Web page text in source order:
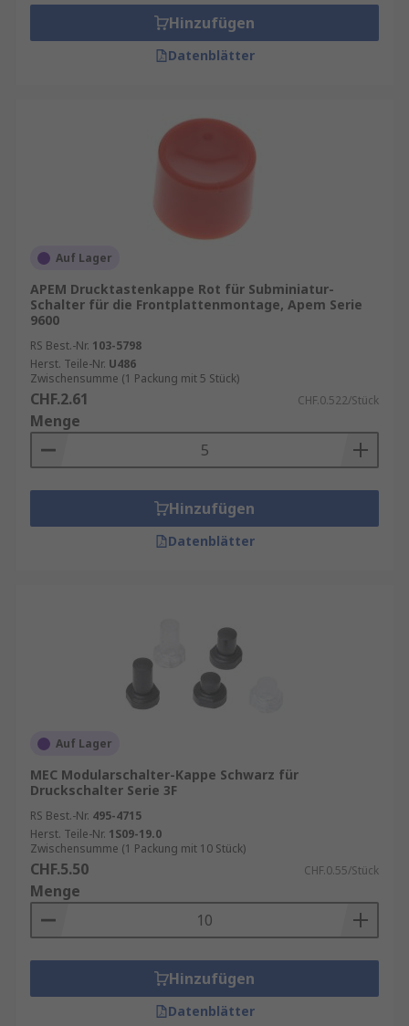
Hinzufügen
Datenblätter
Auf Lager
APEM Drucktastenkappe Rot für Subminiatur-
Schalter für die Frontplattenmontage, Apem Serie
9600
RS Best.-Nr. 103-5798
Herst. Teile-Nr. U486
Zwischensumme (1 Packung mit 5 Stück)
CHF.2.61 CHF.0.522/Stück
Menge
Hinzufügen
Datenblätter
Auf Lager
MEC Modularschalter-Kappe Schwarz für
Druckschalter Serie 3F
RS Best.-Nr. 495-4715
Herst. Teile-Nr. 1S09-19.0
Zwischensumme (1 Packung mit 10 Stück)
CHF.5.50 CHF.0.55/Stück
Menge
Hinzufügen
Datenblätter